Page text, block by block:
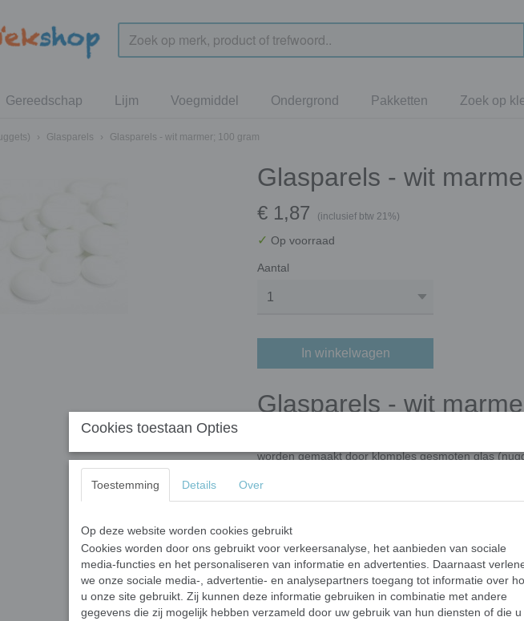
Gereedschap Lijm Voegmiddel Ondergrond Pakketten Zoek op
› Glasparels › Glasparels - wit marmer; 100 gram
Glasparels - wit
€ 1,87 (inclusief btw 21%)
✓ Op voorraad
Aantal
In winkelwagen
Glasparels - wit
Deze mooie glasparels zijn vervaardigd uit
worden gemaakt door klomples gesmoten glas
door een oven wordt geleid. In de oven krijgen de
unieke fabricageproces kunnen de vorm en
semi-ronde vorm met een bolle bovenkant en een
ongeveer 6 mm en een diameter van 16-20 mm.
grootte variëren per batch, wat zorgt voor een
Glasparels hebben wij in 3 grootte
Mini glasparels variërend tussen ongeveer 10
Standaard glasparels variërend tussen
Cookies toestaan Opties
Toestemming Details Over
Op deze website worden cookies gebruikt
Cookies worden door ons gebruikt voor verkeersanalyse, het aanbieden van sociale
media-functies en het personaliseren van informatie en advertenties. Daarnaast
we onze sociale media-, advertentie- en analysepartners toegang tot informatie over
u onze site gebruikt. Zij kunnen deze informatie gebruiken in combinatie met andere
gegevens die zij mogelijk hebben verzameld door uw gebruik van hun diensten of die u